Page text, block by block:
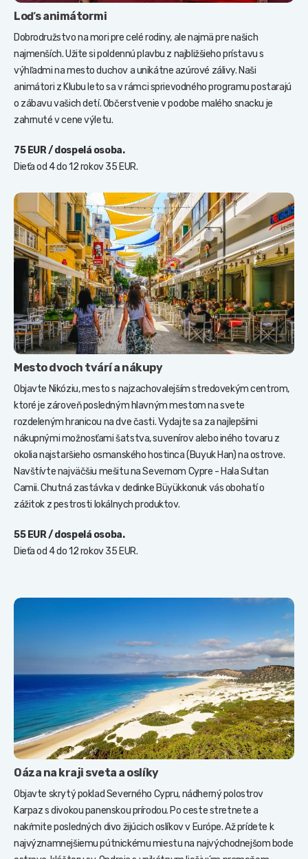
Loď s animátormi
Dobrodružstvo na mori pre celé rodiny, ale najmä pre našich
najmenších. Užite si poldennú plavbu z najbližšieho prístavu s
výhľadmi na mesto duchov a unikátne azúrové zálivy. Naši
animátori z Klubu leto sa v rámci sprievodného programu postarajú
o zábavu vašich detí. Občerstvenie v podobe malého snacku je
zahrnuté v cene výletu.
75 EUR / dospelá osoba.
Dieťa od 4 do 12 rokov 35 EUR.
Mesto dvoch tvárí a nákupy
Objavte Nikóziu, mesto s najzachovalejším stredovekým centrom,
ktoré je zároveň posledným hlavným mestom na svete
rozdeleným hranicou na dve časti. Vydajte sa za najlepšími
nákupnými možnosťami šatstva, suvenírov alebo iného tovaru z
okolia najstaršieho osmanského hostinca (Buyuk Han) na ostrove.
Navštívte najväčšiu mešitu na Severnom Cypre - Hala Sultan
Camii. Chutná zastávka v dedinke Büyükkonuk vás obohatí o
zážitok z pestrosti lokálnych produktov.
55 EUR / dospelá osoba.
Dieťa od 4 do 12 rokov 35 EUR.
Oáza na kraji sveta a oslíky
Objavte skrytý poklad Severného Cypru, nádherný polostrov
Karpaz s divokou panenskou prírodou. Po ceste stretnete a
nakŕmite posledných divo žijúcich oslíkov v Európe. Až prídete k
najvýznamnejšiemu pútnickému miestu na najvýchodnejšom bode